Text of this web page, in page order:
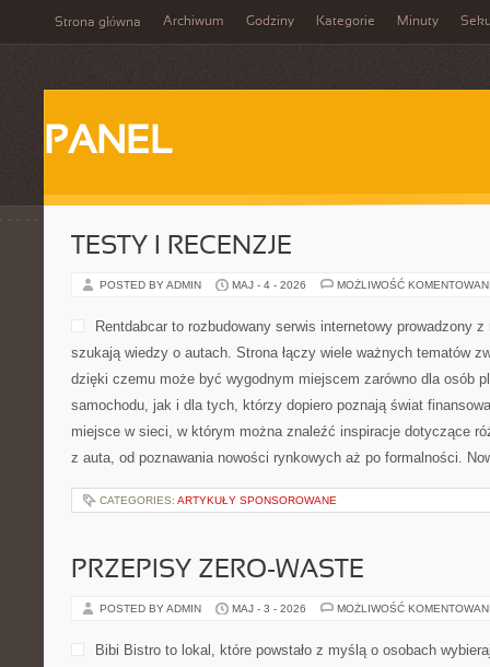
Strona główna Archiwum Godziny Kategorie Minuty
PANEL
TESTY I RECENZJE
POSTED BY ADMIN MAJ - 4 - 2026 MOŻLIWOŚĆ
Rentdabcar to rozbudowany serwis internetowy prowadzony
szukają wiedzy o autach. Strona łączy wiele ważnych tematów
dzięki czemu może być wygodnym miejscem zarówno dla osób
samochodu, jak i dla tych, którzy dopiero poznają świat
miejsce w sieci, w którym można znaleźć inspiracje dotyczące
z auta, od poznawania nowości rynkowych aż po formalności.
CATEGORIES: ARTYKUŁY SPONSOROWANE
PRZEPISY ZERO-WASTE
POSTED BY ADMIN MAJ - 3 - 2026 MOŻLIWOŚĆ
Bibi Bistro to lokal, które powstało z myślą o osobach